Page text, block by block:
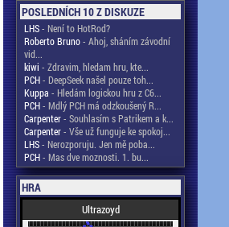
POSLEDNÍCH 10 Z DISKUZE
LHS- Není to HotRod?
Roberto Bruno- Ahoj, sháním závodní
vid...
kiwi - Zdravim, hledam hru, kte...
PCH- DeepSeek našel pouze toh...
Kuppa - Hledám logickou hru z C6...
PCH- Mdlý PCH má odzkoušený R...
Carpenter- Souhlasím s Patrikem a k...
Carpenter- Vše už funguje ke spokoj...
LHS- Nerozporuju. Jen mě poba...
PCH- Mas dve moznosti. 1. bu...
HRA
Ultrazoyd